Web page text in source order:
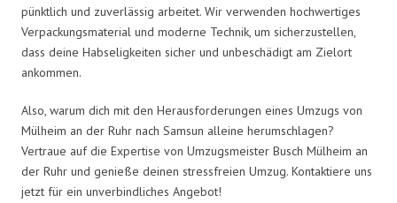
pünktlich und zuverlässig arbeitet. Wir verwenden hochwertiges
Verpackungsmaterial und moderne Technik, um sicherzustellen,
dass deine Habseligkeiten sicher und unbeschädigt am Zielort
ankommen.
Also, warum dich mit den Herausforderungen eines Umzugs von
Mülheim an der Ruhr nach Samsun alleine herumschlagen?
Vertraue auf die Expertise von Umzugsmeister Busch Mülheim an
der Ruhr und genieße deinen stressfreien Umzug. Kontaktiere uns
jetzt für ein unverbindliches Angebot!